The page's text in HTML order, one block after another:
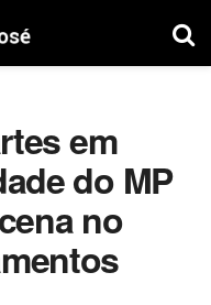
em
do MP
no